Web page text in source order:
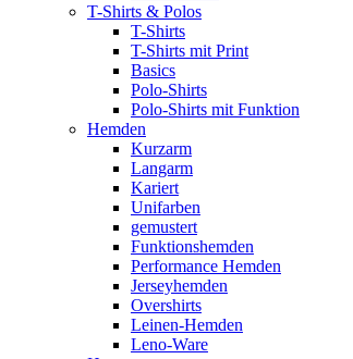
T-Shirts & Polos
T-Shirts
T-Shirts mit Print
Basics
Polo-Shirts
Polo-Shirts mit Funktion
Hemden
Kurzarm
Langarm
Kariert
Unifarben
gemustert
Funktionshemden
Performance Hemden
Jerseyhemden
Overshirts
Leinen-Hemden
Leno-Ware